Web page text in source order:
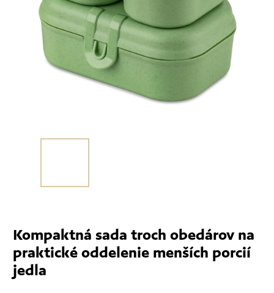
Kompaktná sada troch obedárov na
praktické oddelenie menších porcií
jedla